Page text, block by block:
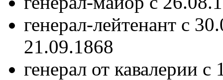
генерал-лейтенант с
21.09.1868
генерал от кавалерии с